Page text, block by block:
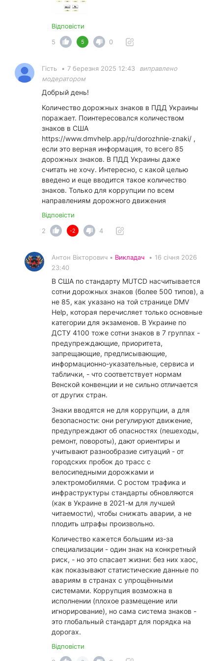
Відповісти
5
5 0
Гість • 7 березня 2025 12:43
виправлено
модератором
Добрый день!
Количество дорожных знаков в ПДД Украины
поражает. Поинтересовался количеством
знаков в США
https://www.dmvhelp.app/ru/dorozhnie-znaki/ ,
если это верная информация, то всего 85
дорожных знаков. В ПДД Украины даже
считать не хочу. Интересно, с какой целью
введено и еще вводится такое количество
знаков. Только для коррупции по всем
направлениям дорожного движения
Відповісти
2
-2 4
Антон Вікторович • Викладач • 16 січня 2026
23:40
В США по стандарту MUTCD насчитывается
сотни дорожных знаков (более 500 типов), а
не 85, как указано на той странице DMV
Help, которая перечисляет только основные
категории для экзаменов. В Украине по
ДСТУ 4100 тоже сотни знаков в 7 группах -
предупреждающие, приоритета,
запрещающие, предписывающие,
информационно-указательные, сервиса и
таблички, - что соответствует нормам
Венской конвенции и не сильно отличается
от других стран.
​Знаки вводятся не для коррупции, а для
безопасности: они регулируют движение,
предупреждают об опасностях (пешеходы,
ремонт, повороты), дают ориентиры и
учитывают разнообразие ситуаций - от
городских пробок до трасс с
велосипедными дорожками и
электромобилями. С ростом трафика и
инфраструктуры стандарты обновляются
(как в Украине в 2021-м для лучшей
читаемости), чтобы снижать аварии, а не
плодить штрафы произвольно.
​Количество кажется большим из-за
специализации - один знак на конкретный
риск, - но это спасает жизни: без них хаос,
как показывают статистические данные по
авариям в странах с упрощёнными
системами. Коррупция возможна в
исполнении (плохое размещение или
игнорирование), но сама система знаков -
это глобальный стандарт для порядка на
дорогах.
Відповісти